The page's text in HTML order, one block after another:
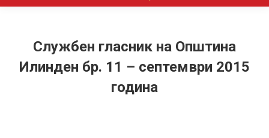
Службен гласник на Општина
Илинден бр. 11 – септември 2015
година